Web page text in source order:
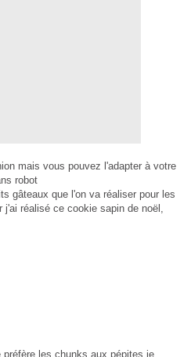
mais vous pouvez l'adapter à votre
robot
gâteaux que l'on va réaliser pour les
réalisé ce cookie sapin de noël,
les chunks aux pépites je